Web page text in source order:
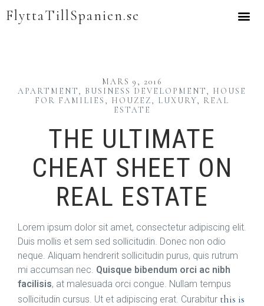
FlyttaTillSpanien.se
MARS 9, 2016
APARTMENT, BUSINESS DEVELOPMENT, HOUSE
FOR FAMILIES , HOUZEZ, LUXURY, REAL
ESTATE
THE ULTIMATE
CHEAT SHEET ON
REAL ESTATE
Lorem ipsum dolor sit amet, consectetur adipiscing elit.
Duis mollis et sem sed sollicitudin. Donec non odio
neque. Aliquam hendrerit sollicitudin purus, quis rutrum
mi accumsan nec. Quisque bibendum orci ac nibh
facilisis, at malesuada orci congue. Nullam tempus
sollicitudin cursus. Ut et adipiscing erat. Curabitur this is